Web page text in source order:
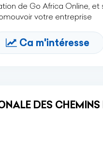
de Go Africa Online,
votre entreprise
Ca m'intéresse
DES CHEMINS